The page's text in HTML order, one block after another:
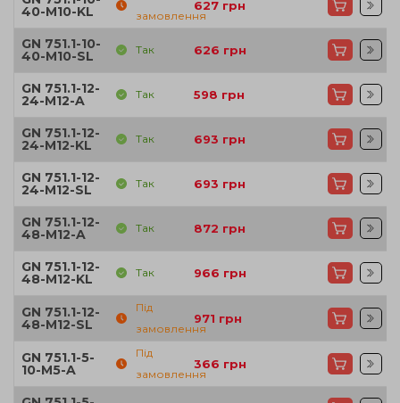
40-M10-KL
замовлення
627 грн
GN 751.1-10-
40-M10-SL Так 626 грн
GN 751.1-12-
24-M12-A Так 598 грн
GN 751.1-12-
24-M12-KL Так 693 грн
GN 751.1-12-
24-M12-SL Так 693 грн
GN 751.1-12-
48-M12-A Так 872 грн
GN 751.1-12-
48-M12-KL Так 966 грн
GN 751.1-12-
48-M12-SL
Під
замовлення
971 грн
GN 751.1-5-
10-M5-A
Під
замовлення
366 грн